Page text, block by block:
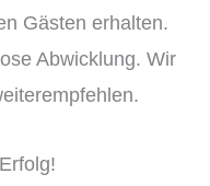
Gästen erhalten.
Abwicklung. Wir